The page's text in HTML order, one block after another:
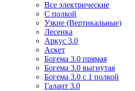
Все электрические
С полкой
Узкие (Вертикальные)
Лесенка
Аркус 3.0
Аскет
Богема 3.0 прямая
Богема 3.0 выгнутая
Богема 3.0 с 1 полкой
Галант 3.0